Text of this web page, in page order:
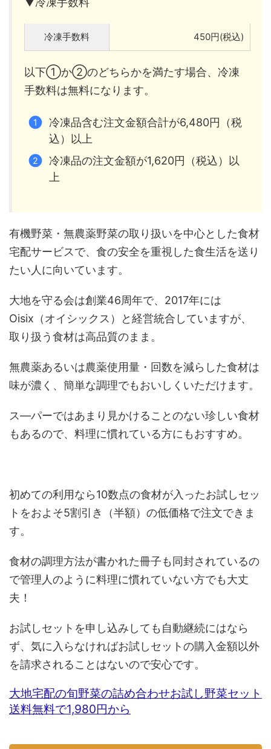
冷凍手数料 450円(税込)
以下①か②のどちらかを満たす場合、冷凍
手数料は無料になります。
冷凍品含む注文金額合計が6,480円（税
込）以上
冷凍品の注文金額が1,620円（税込）以
上
有機野菜・無農薬野菜の取り扱いを中心とした食材
宅配サービスで、食の安全を重視した食生活を送り
たい人に向いています。
大地を守る会は創業46周年で、2017年には
Oisix（オイシックス）と経営統合していますが、
取り扱う食材は高品質のまま。
無農薬あるいは農薬使用量・回数を減らした食材は
味が濃く、簡単な調理でもおいしくいただけます。
ス―パーではあまり見かけることのない珍しい食材
もあるので、料理に慣れている方にもおすすめ。
初めての利用なら10数点の食材が入ったお試しセッ
トをおよそ5割引き（半額）の低価格で注文できま
す。
食材の調理方法が書かれた冊子も同封されているの
で管理人のように料理に慣れていない方でも大丈
夫！
お試しセットを申し込みしても自動継続にはなら
ず、気に入らなければお試しセットの購入金額以外
を請求されることはないので安心です。
大地宅配の旬野菜の詰め合わせお試し野菜セット
送料無料で1,980円から